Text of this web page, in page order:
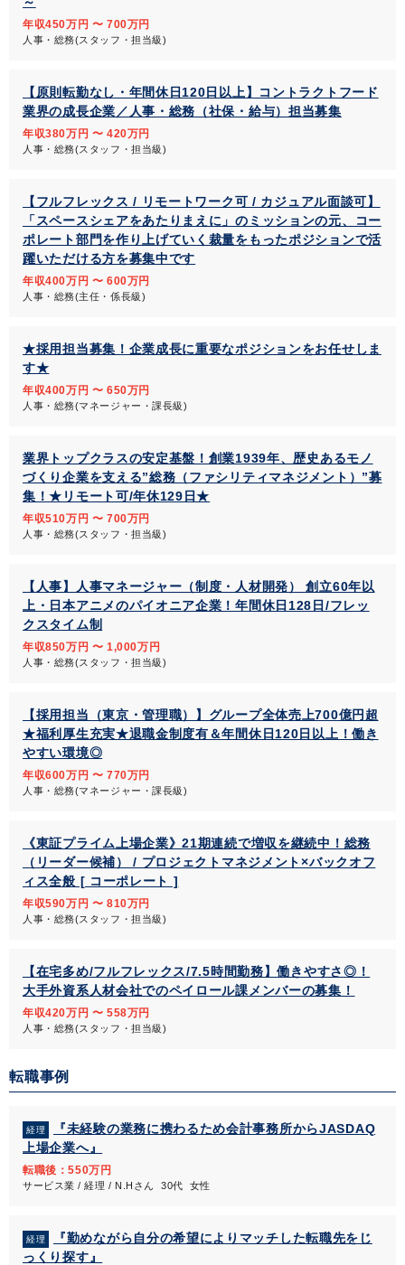
年収450万円 〜 700万円
人事・総務(スタッフ・担当級)
【原則転勤なし・年間休日120日以上】コントラクトフード
業界の成長企業／人事・総務（社保・給与）担当募集
年収380万円 〜 420万円
人事・総務(スタッフ・担当級)
【フルフレックス / リモートワーク可 / カジュアル面談可】
「スペースシェアをあたりまえに」のミッションの元、コー
ポレート部門を作り上げていく裁量をもったポジションで活
躍いただける方を募集中です
年収400万円 〜 600万円
人事・総務(主任・係長級)
★採用担当募集！企業成長に重要なポジションをお任せしま
す★
年収400万円 〜 650万円
人事・総務(マネージャー・課長級)
業界トップクラスの安定基盤！創業1939年、歴史あるモノ
づくり企業を支える”総務（ファシリティマネジメント）”募
集！★リモート可/年休129日★
年収510万円 〜 700万円
人事・総務(スタッフ・担当級)
【人事】人事マネージャー（制度・人材開発） 創立60年以
上・日本アニメのパイオニア企業！年間休日128日/フレッ
クスタイム制
年収850万円 〜 1,000万円
人事・総務(スタッフ・担当級)
【採用担当（東京・管理職）】グループ全体売上700億円超
★福利厚生充実★退職金制度有＆年間休日120日以上！働き
やすい環境◎
年収600万円 〜 770万円
人事・総務(マネージャー・課長級)
《東証プライム上場企業》21期連続で増収を継続中！総務
（リーダー候補） / プロジェクトマネジメント×バックオフ
ィス全般 [ コーポレート ]
年収590万円 〜 810万円
人事・総務(スタッフ・担当級)
【在宅多め/フルフレックス/7.5時間勤務】働きやすさ◎！
大手外資系人材会社でのペイロール課メンバーの募集！
年収420万円 〜 558万円
人事・総務(スタッフ・担当級)
転職事例
経理
『未経験の業務に携わるため会計事務所からJASDAQ
上場企業へ』
転職後：550万円
サービス業 / 経理 / N.Hさん 30代 女性
経理
『勤めながら自分の希望によりマッチした転職先をじ
っくり探す』